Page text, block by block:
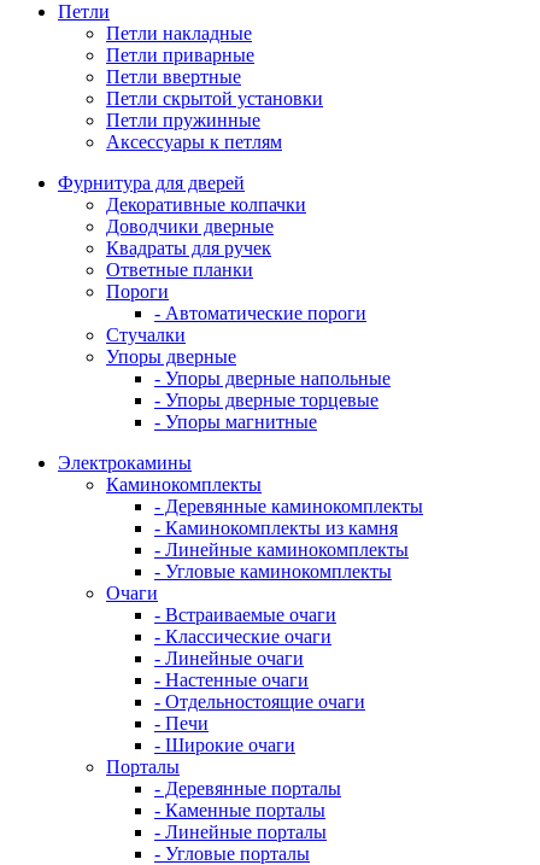
Петли
Петли накладные
Петли приварные
Петли ввертные
Петли скрытой установки
Петли пружинные
Аксессуары к петлям
Фурнитура для дверей
Декоративные колпачки
Доводчики дверные
Квадраты для ручек
Ответные планки
Пороги
- Автоматические пороги
Стучалки
Упоры дверные
- Упоры дверные напольные
- Упоры дверные торцевые
- Упоры магнитные
Электрокамины
Каминокомплекты
- Деревянные каминокомплекты
- Каминокомплекты из камня
- Линейные каминокомплекты
- Угловые каминокомплекты
Очаги
- Встраиваемые очаги
- Классические очаги
- Линейные очаги
- Настенные очаги
- Отдельностоящие очаги
- Печи
- Широкие очаги
Порталы
- Деревянные порталы
- Каменные порталы
- Линейные порталы
- Угловые порталы